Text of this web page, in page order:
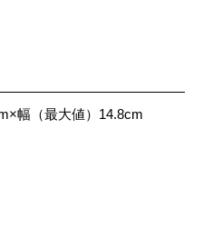
幅（最大値）14.8cm